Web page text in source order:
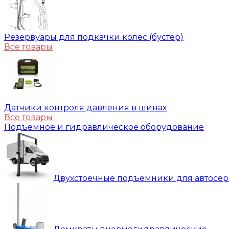
Резервуары для подкачки колес (бустер)
Все товары
Датчики контроля давления в шинах
Все товары
Подъемное и гидравлическое оборудование
Двухстоечные подъемники для